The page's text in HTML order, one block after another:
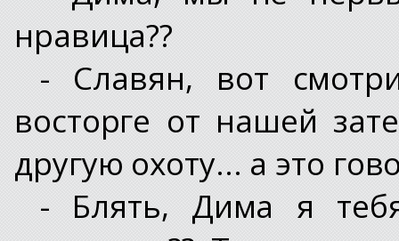
нравица??
- Славян, вот
восторге от нашей
другую охоту... а это
- Блять, Дима я